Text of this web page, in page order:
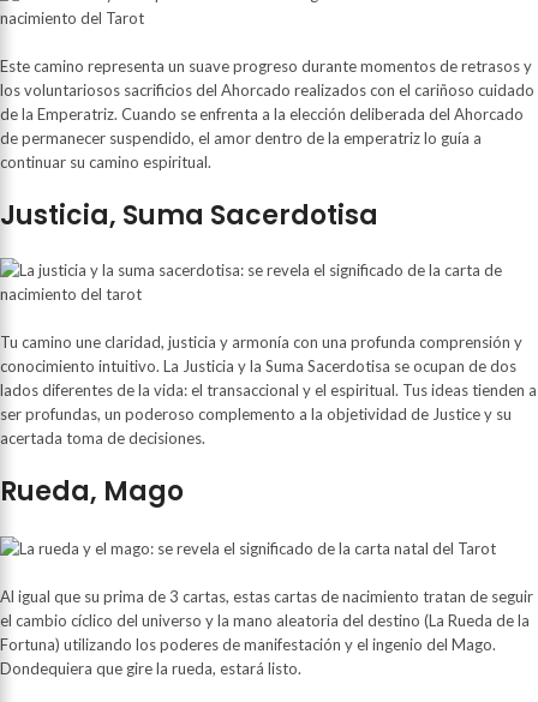
Este camino representa un suave progreso durante momentos de retrasos y
los voluntariosos sacrificios del Ahorcado realizados con el cariñoso cuidado
de la Emperatriz. Cuando se enfrenta a la elección deliberada del Ahorcado
de permanecer suspendido, el amor dentro de la emperatriz lo guía a
continuar su camino espiritual.
Justicia, Suma Sacerdotisa
Tu camino une claridad, justicia y armonía con una profunda comprensión y
conocimiento intuitivo. La Justicia y la Suma Sacerdotisa se ocupan de dos
lados diferentes de la vida: el transaccional y el espiritual. Tus ideas tienden a
ser profundas, un poderoso complemento a la objetividad de Justice y su
acertada toma de decisiones.
Rueda, Mago
Al igual que su prima de 3 cartas, estas cartas de nacimiento tratan de seguir
el cambio cíclico del universo y la mano aleatoria del destino (La Rueda de la
Fortuna) utilizando los poderes de manifestación y el ingenio del Mago.
Dondequiera que gire la rueda, estará listo.